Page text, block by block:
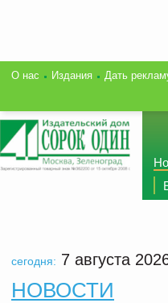
О нас Издания Дать
сегодня: 7 августа
НОВОСТИ